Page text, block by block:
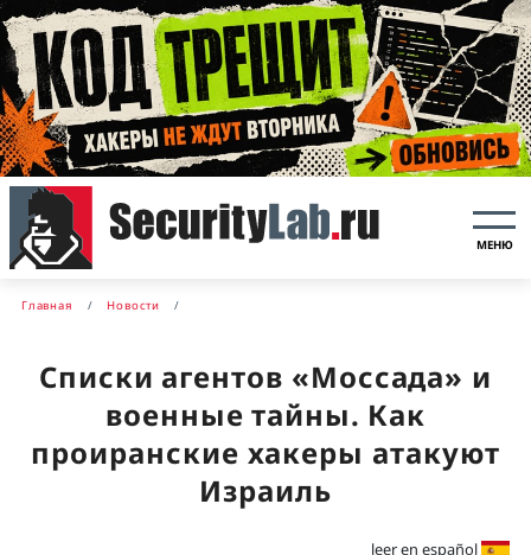
МЕНЮ
Главная Новости
Списки агентов «Моссада» и
военные тайны. Как
проиранские хакеры атакуют
Израиль
leer en español